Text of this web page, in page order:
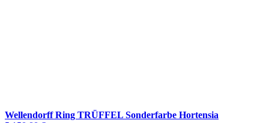
Wellendorff Ring TRÜFFEL Sonderfarbe Hortensia